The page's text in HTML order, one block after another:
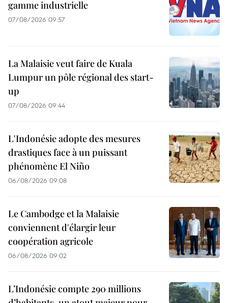
gamme industrielle
07/08/2026 09:57
La Malaisie veut faire de Kuala
Lumpur un pôle régional des start-
up
07/08/2026 09:44
L'Indonésie adopte des mesures
drastiques face à un puissant
phénomène El Niño
06/08/2026 09:08
Le Cambodge et la Malaisie
conviennent d'élargir leur
coopération agricole
06/08/2026 09:02
L’Indonésie compte 290 millions